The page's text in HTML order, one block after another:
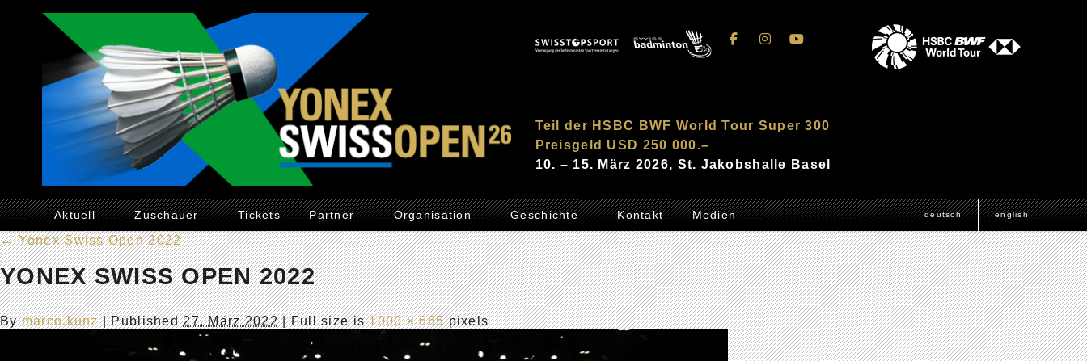
Teil der HSBC BWF World Tour Super 300
Preisgeld USD 250 000.–
10. – 15. März 2026, St. Jakobshalle Basel
Aktuell Zuschauer Tickets Partner Organisation Geschichte Kontakt Medien deutsch english
←Yonex Swiss Open 2022
YONEX SWISS OPEN 2022
Bymarco.kunz |Published27. März 2022| Full size is1000 × 665pixels